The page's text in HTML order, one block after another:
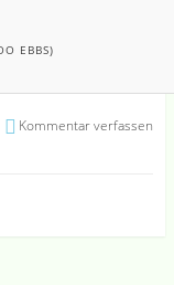
EBBS)
Kommentar verfassen